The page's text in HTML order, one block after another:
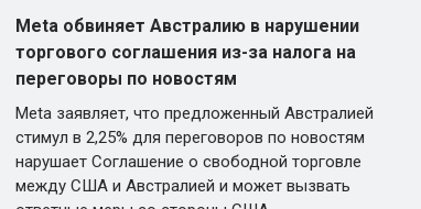
Meta обвиняет Австралию в нарушении
торгового соглашения из-за налога на
переговоры по новостям
Meta заявляет, что предложенный Австралией
стимул в 2,25% для переговоров по новостям
нарушает Соглашение о свободной торговле
между США и Австралией и может вызвать